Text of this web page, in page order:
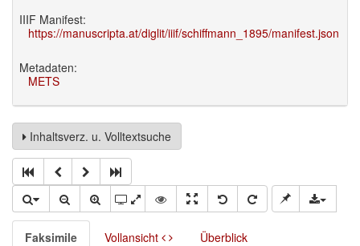
IIIF Manifest:
https://manuscripta.at/diglit/iiif/schiffmann_1895/manifest.json
Metadaten:
METS
Inhaltsverz. u. Volltextsuche
Faksimile Vollansicht Überblick